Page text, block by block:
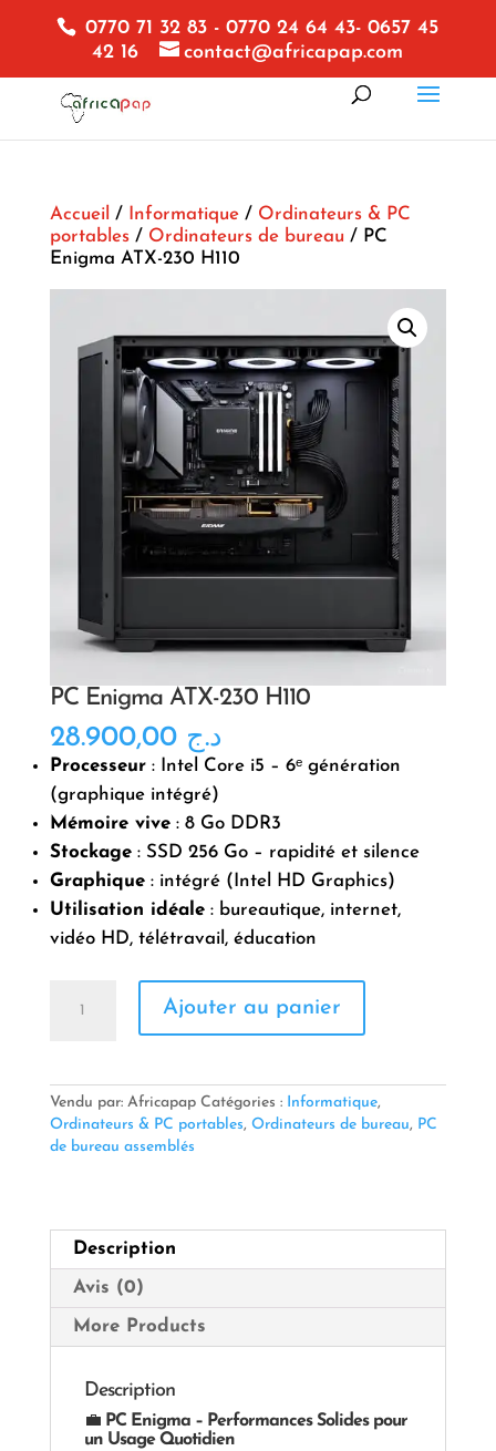
0770 71 32 83 - 0770 24 64 43- 0657 45
42 16
contact@africapap.com
Accueil / Informatique/ Ordinateurs & PC
portables/ Ordinateurs de bureau / PC
Enigma ATX-230 H110
PC Enigma ATX-230 H110
د.ج 28.900,00
Processeur: Intel Core i5 – 6ᵉ génération
(graphique intégré)
Mémoire vive: 8 Go DDR3
Stockage: SSD 256 Go – rapidité et silence
Graphique: intégré (Intel HD Graphics)
Utilisation idéale: bureautique, internet,
vidéo HD, télétravail, éducation
230
H110
Ajouter au panier
Vendu par: Africapap Catégories : Informatique,
Ordinateurs & PC portables, Ordinateurs de bureau, PC
de bureau assemblés
Description
Avis (0)
More Products
Description
💼 PC Enigma – Performances Solides pour
un Usage Quotidien